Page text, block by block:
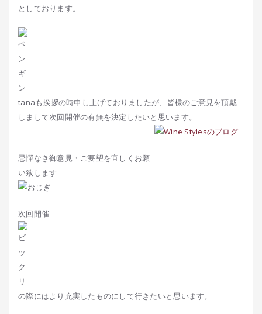
としております。
tanaも挨拶の時申し上げておりましたが、皆様のご意見を頂戴
しまして次回開催の有無を決定したいと思います。
忌憚なき御意見・ご要望を宜しくお願
い致します
次回開催
の際にはより充実したものにして行きたいと思います。